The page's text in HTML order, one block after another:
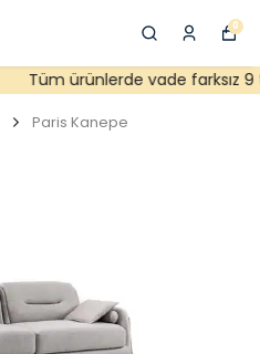
0
Tüm ürünlerde vade farksız 9
Paris Kanepe